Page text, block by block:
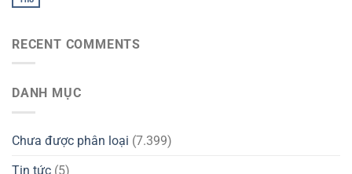
RECENT COMMENTS
DANH MỤC
Chưa được phân loại (7.399)
Tin tức (5)